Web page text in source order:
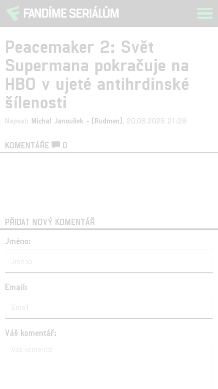
Peacemaker 2: Svět
Supermana pokračuje na
HBO v ujeté antihrdinské
šílenosti
Napsal: Michal Janoušek - (Rudmen) , 20.08.2025 21:28
KOMENTÁŘE 0
PŘIDAT NOVÝ KOMENTÁŘ
Jméno:
Email:
Váš komentář: